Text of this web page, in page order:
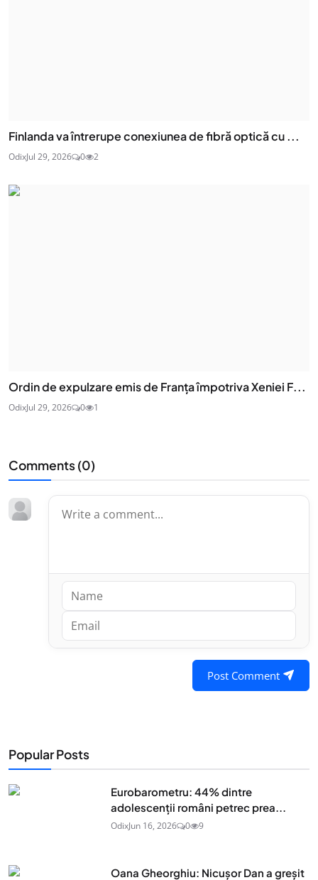
Finlanda va întrerupe conexiunea de fibră optică cu ...
OdixJul 29, 2026 0 2
Ordin de expulzare emis de Franța împotriva Xeniei F...
OdixJul 29, 2026 0 1
Comments (0)
Post Comment
Popular Posts
Eurobarometru: 44% dintre
adolescenţii români petrec prea...
OdixJun 16, 2026 0 9
Oana Gheorghiu: Nicușor Dan a greșit